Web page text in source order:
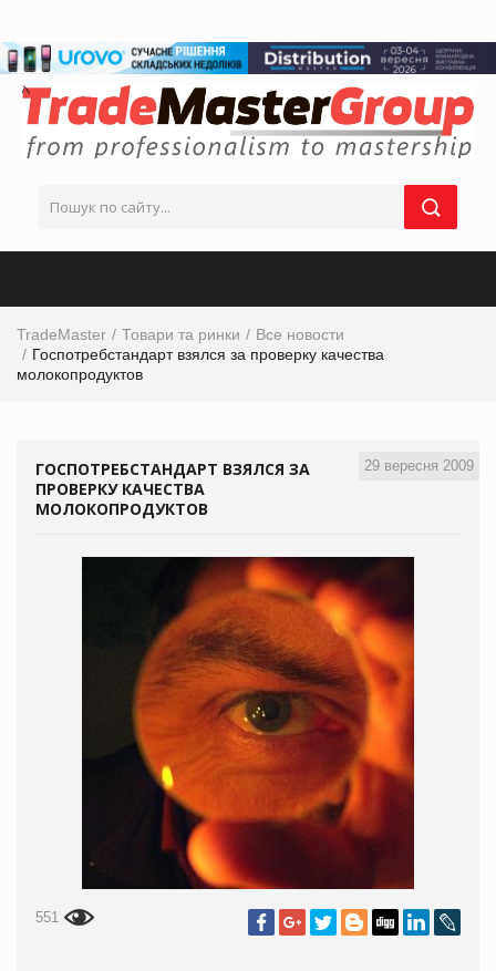
TradeMaster Товари та ринки
Все новости
Госпотребстандарт взялся за проверку качества
молокопродуктов
29 вересня 2009
ГОСПОТРЕБСТАНДАРТ ВЗЯЛСЯ ЗА
ПРОВЕРКУ КАЧЕСТВА
МОЛОКОПРОДУКТОВ
551